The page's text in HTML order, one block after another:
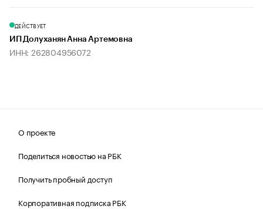
ДЕЙСТВУЕТ
ИП Долуханян Анна Артемовна
ИНН: 262804956072
О проекте
Поделиться новостью на РБК
Получить пробный доступ
Корпоративная подписка РБК